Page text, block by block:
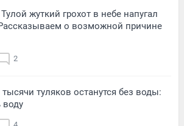
жуткий грохот в небе напугал
о возможной причине
2
тысячи туляков останутся без воды:
воду